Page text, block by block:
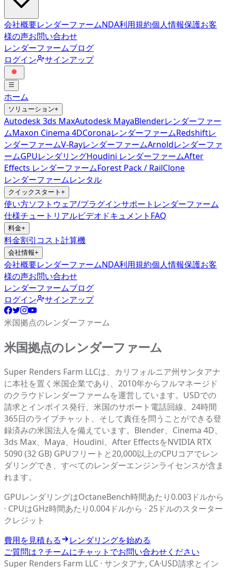
会社概要レンダーファームNDA利用規約個人情報保護お客
様の声お問い合わせ
レンダーファームブログ
ログイン
サインアップ
ホーム
ソリューション+
Autodesk 3ds MaxAutodesk MayaBlenderレンダーファー
ムMaxon Cinema 4DCoronaレンダーファームRedshiftレ
ンダーファームV-RayレンダーファームArnoldレンダーファ
ームGPUレンダリングHoudini レンダーファームAfter
Effects レンダーファームForest Pack / RailClone
レンダーファームレンタル
クイックスタート +
使い方ソフトウェア/プラグインサポート レンダーファーム
仕様チュートリアルビデオ ドキュメント FAQ
料金+
料金割引 コスト計算機
会社情報+
会社概要レンダーファームNDA利用規約個人情報保護お客
様の声お問い合わせ
レンダーファームブログ
ログイン
サインアップ
米国拠点のレンダーファーム
米国拠点のレンダーファーム
Super Renders Farm LLCは、カリフォルニア州サンタアナ
に本社を置く米国企業であり、2010年からフルマネージド
のクラウドレンダーファームを運営しています。USDでの
請求とインボイス発行、米国のサポート電話回線、24時間
365日のライブチャット、そして責任を問うことができる登
録済みの米国法人を備えています。Blender、Cinema 4D、
3ds Max、Maya、Houdini、After EffectsをNVIDIA RTX
5090 (32 GB) GPUフリートと20,000以上のCPUコアでレン
ダリングでき、すべてのレンダーエンジンライセンスが含ま
れます。
GPUレンダリングはOctaneBench時間あたり0.003ドルから
· CPUはGHz時間あたり0.004ドルから · 25ドルのスターター
クレジット
費用を見積もる
レンダリングを始める
ご質問は？チームにチャットでお問い合わせください
Super Renders Farm LLC · サンタアナ, CA·USD請求とイン